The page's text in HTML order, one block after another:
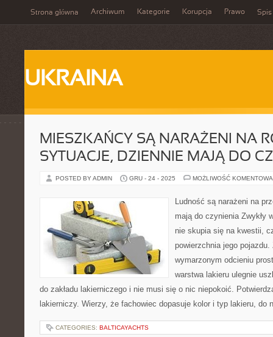
Strona główna Archiwum Kategorie Korupcja Prawo Spis
UKRAINA
MIESZKAŃCY SĄ NARAŻENI NA
SYTUACJE, DZIENNIE MAJĄ DO
POSTED BY ADMIN GRU - 24 - 2025 MOŻLIWOŚĆ
Ludność są narażeni na
mają do czynienia Zwykły
nie skupia się na kwestii,
powierzchnia jego pojazdu.
wymarzonym odcieniu
warstwa lakieru ulegnie
do zakładu lakierniczego i nie musi się o nic niepokoić.
lakierniczy. Wierzy, że fachowiec dopasuje kolor i typ lakieru, do
CATEGORIES: BALTICAYACHTS